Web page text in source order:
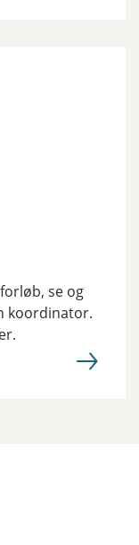
se og
koordinator.